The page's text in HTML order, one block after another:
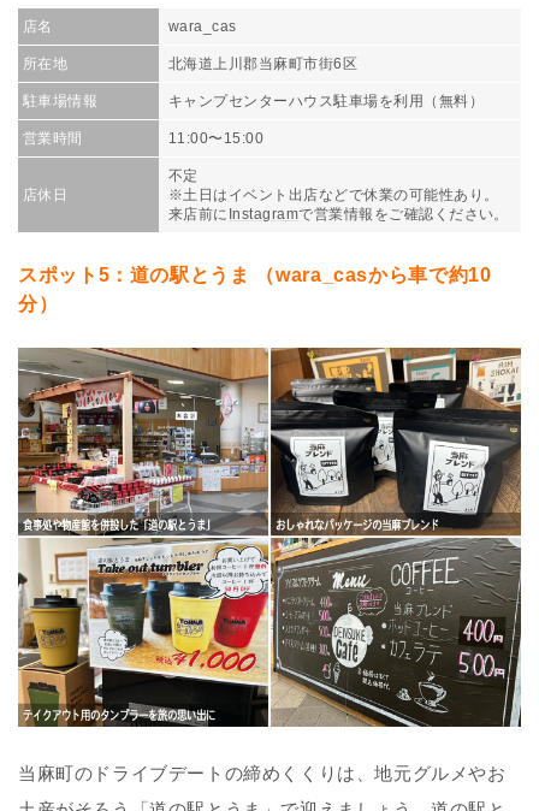
店名 wara_cas
所在地 北海道上川郡当麻町市街6区
駐車場情報 キャンプセンターハウス駐車場を利用（無料）
営業時間 11:00〜15:00
店休日
不定
※土日はイベント出店などで休業の可能性あり。
来店前に Instagramで営業情報をご確認ください。
スポット5：道の駅とうま （wara_casから車で約10
分）
当麻町のドライブデートの締めくくりは、地元グルメやお